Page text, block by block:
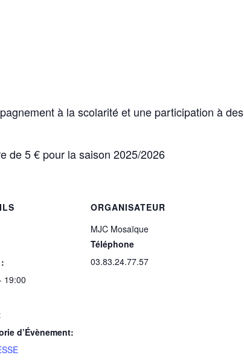
à la scolarité et une participation à des
de 5 € pour la saison 2025/2026
19:00
d’Évènement:
ORGANISATEUR
MJC Mosaïque
Téléphone
03.83.24.77.57